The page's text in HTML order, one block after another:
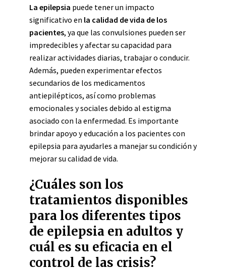
La epilepsia puede tener un impacto
significativo en la calidad de vida de los
pacientes, ya que las convulsiones pueden ser
impredecibles y afectar su capacidad para
realizar actividades diarias, trabajar o conducir.
Además, pueden experimentar efectos
secundarios de los medicamentos
antiepilépticos, así como problemas
emocionales y sociales debido al estigma
asociado con la enfermedad. Es importante
brindar apoyo y educación a los pacientes con
epilepsia para ayudarles a manejar su condición y
mejorar su calidad de vida.
¿Cuáles son los
tratamientos disponibles
para los diferentes tipos
de epilepsia en adultos y
cuál es su eficacia en el
control de las crisis?